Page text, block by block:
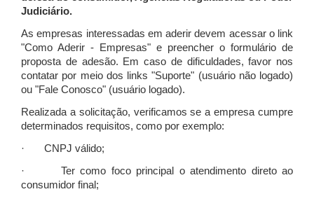
Judiciário.
As empresas interessadas em aderir devem acessar o link
"Como Aderir - Empresas" e preencher o formulário de
proposta de adesão. Em caso de dificuldades, favor nos
contatar por meio dos links "Suporte" (usuário não logado)
ou "Fale Conosco" (usuário logado).
Realizada a solicitação, verificamos se a empresa cumpre
determinados requisitos, como por exemplo:
· CNPJ válido;
· Ter como foco principal o atendimento direto ao
consumidor final;